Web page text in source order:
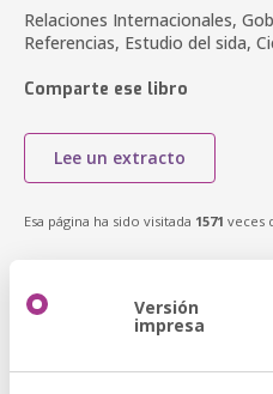
Relaciones Internacionales,
Referencias, Estudio del sida,
Comparte ese libro
Lee un extracto
Esa página ha sido visitada 1571 veces
Versión
impresa